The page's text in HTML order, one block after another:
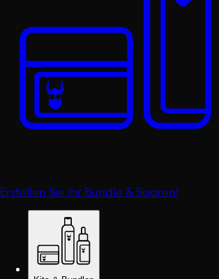
Erstellen Sie Ihr Bundle & Sparen!